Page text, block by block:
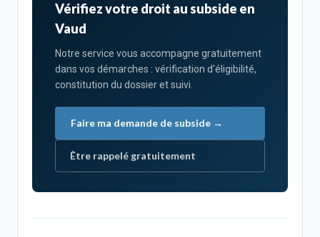
Vérifiez votre droit au subside en
Vaud
Notre service vous accompagne gratuitement
dans vos démarches : vérification d'éligibilité,
constitution du dossier et suivi.
Faire ma demande de subside →
Être rappelé gratuitement